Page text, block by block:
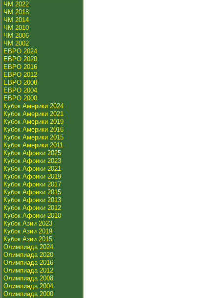
ЧМ 2022
ЧМ 2018
ЧМ 2014
ЧМ 2010
ЧМ 2006
ЧМ 2002
ЕВРО 2024
ЕВРО 2020
ЕВРО 2016
ЕВРО 2012
ЕВРО 2008
ЕВРО 2004
ЕВРО 2000
Кубок Америки 2024
Кубок Америки 2021
Кубок Америки 2019
Кубок Америки 2016
Кубок Америки 2015
Кубок Америки 2011
Кубок Африки 2025
Кубок Африки 2023
Кубок Африки 2021
Кубок Африки 2019
Кубок Африки 2017
Кубок Африки 2015
Кубок Африки 2013
Кубок Африки 2012
Кубок Африки 2010
Кубок Азии 2023
Кубок Азии 2019
Кубок Азии 2015
Олимпиада 2024
Олимпиада 2020
Олимпиада 2016
Олимпиада 2012
Олимпиада 2008
Олимпиада 2004
Олимпиада 2000